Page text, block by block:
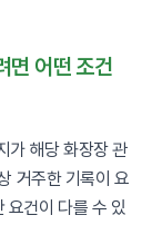
면 어떤 조건
가 해당 화장장 관
거주한 기록이 요
요건이 다를 수 있